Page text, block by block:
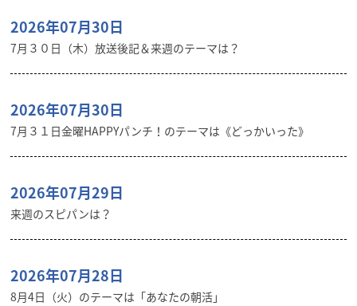
2026年07月30日
7月３０日（木）放送後記＆来週のテーマは？
2026年07月30日
7月３１日金曜HAPPYパンチ！のテーマは《どっかいった》
2026年07月29日
来週のスピパンは？
2026年07月28日
8月4日（火）のテーマは「あなたの朝活」